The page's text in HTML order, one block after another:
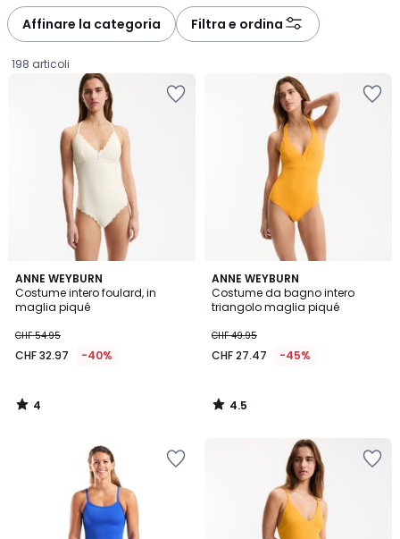
à
gauche
Affinare la categoria Filtra e ordina
198 articoli
ANNE WEYBURN
Costume intero foulard, in
maglia piqué
32.97
invece
CHF
54.95
CHF 54.95
CHF 32.97 -40%
4
/
5
4
/
ANNE WEYBURN
Costume da bagno intero
triangolo maglia piqué
CHF 49.95
CHF 27.47 -45%
4.5
/ 5
4.5
/